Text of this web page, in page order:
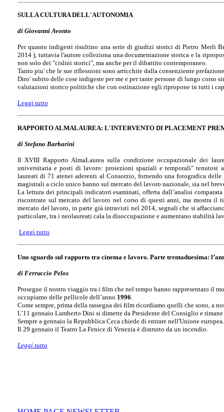
SULLA CULTURA DELL'AUTONOMIA
di Giovanni Avonto
Per quanto indigesti risultino una serie di giudizi storici di Pietro Merli
2014 ), tuttavia l'autore colleziona una documentazione storica e la
non solo dei "cislini storici", ma anche per il dibattito contemporaneo.
Tanto piu' che le sue riflessioni sono arricchite dalla consenziente
Diro' subito delle cose indigeste per me e per tante persone di lungo corso
valutazioni storico politiche che con ostinazione egli ripropone in tutti i
Leggi tutto
RAPPORTO ALMALAUREA: L'INTERVENTO DI PLACEMENT
di Stefano Barbarini
Il XVIII Rapporto AlmaLaurea sulla condizione occupazionale dei
universitaria e posti di lavoro: proiezioni spaziali e temporali"
laureati di 71 atenei aderenti al Consorzio, fornendo una fotografica
magistrali a ciclo unico hanno sul mercato del lavoro nazionale, sia nel
La lettura dei principali indicatori esaminati, offerta dall’analisi
riscontrate sul mercato del lavoro nel corso di questi anni, ma mostra il
mercato del lavoro, in parte già intravisti nel 2014, segnali che si
particolare, tra i neolaureati cala la disoccupazione e aumentano stabilità
Leggi tutto
Uno sguardo sul rapporto tra cinema e lavoro. Parte trentaduesima:
di Ferruccio Pelos
Prosegue il nostro viaggio tra i film che nel tempo hanno rappresentato il
occupiamo delle pellicole dell’anno 1996.
Come sempre, prima della rassegna dei film ricordiamo quelli che sono, a
L’11 gennaio Lamberto Dini si dimette da Presidente del Consiglio e
Sempre a gennaio la Repubblica Ceca chiede di entrare nell'Unione europea.
Il 29 gennaio il Teatro La Fenice di Venezia è distrutto da un incendio.
Leggi tutto